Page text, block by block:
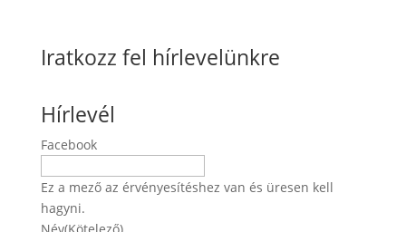
Iratkozz fel hírlevelünkre
Hírlevél
Facebook
Ez a mező az érvényesítéshez van és üresen kell
hagyni.
Név(Kötelező)